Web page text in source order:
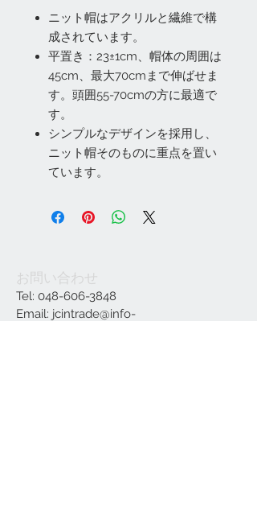
ニット帽はアクリルと繊維で構
成されています。
平置き：23±1cm、帽体の周囲は
45cm、最大70cmまで伸ばせま
す。頭囲55-70cmの方に最適で
す。
シンプルなデザインを採用し、
ニット帽そのものに重点を置い
ています。
お問い合わせ
Tel: 048-606-3848
Email: jcintrade@info-